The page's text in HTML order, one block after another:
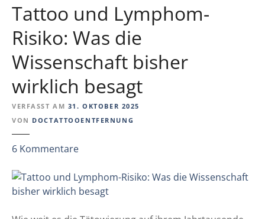
d
i
e
m
t
w
i
Tattoo und Lymphom-
Risiko: Was die
Wissenschaft bisher
wirklich besagt
VERFASST AM 31. OKTOBER 2025
VON DOCTATTOOENTFERNUNG
6 Kommentarez
T
a